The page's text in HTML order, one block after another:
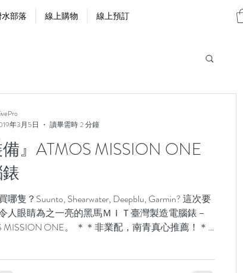
部落 線上購物 線上預訂
備』ATMOS MISSION ONE
哪隻？Suunto, Shearwater, Deepblu, Garmin? 這次要
人眼睛為之一亮的黑馬ＭＩＴ臺灣製造電腦錶－
MISSION ONE。 ＊＊非業配，南青真心推薦！＊
年3月5日
讀畢需時 2 分鐘